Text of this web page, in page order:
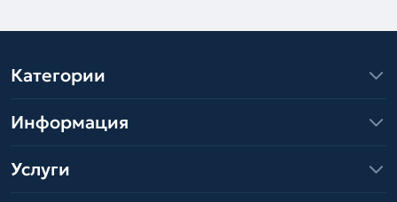
Категории
Информация
Услуги